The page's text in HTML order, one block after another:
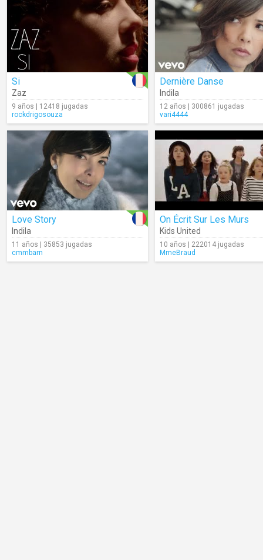
Si
Zaz
9 años | 12418 jugadas
rockdrigosouza
Dernière Danse
Indila
12 años | 300861 jugadas
vari4444
Love Story
Indila
11 años | 35853 jugadas
cmmbarn
On Écrit Sur Les Murs
Kids United
10 años | 222014 jugadas
MmeBraud